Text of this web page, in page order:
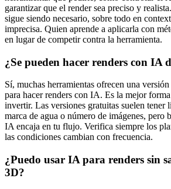
garantizar que el render sea preciso y
sigue siendo necesario, sobre todo en
imprecisa. Quien aprende a aplicarla con
en lugar de competir contra la herramienta.
¿Se pueden hacer renders con IA
Sí, muchas herramientas ofrecen una
para hacer renders con IA. Es la mejor
invertir. Las versiones gratuitas suelen tener
marca de agua o número de imágenes, pero
IA encaja en tu flujo. Verifica siempre los
las condiciones cambian con frecuencia.
¿Puedo usar IA para renders sin
3D?